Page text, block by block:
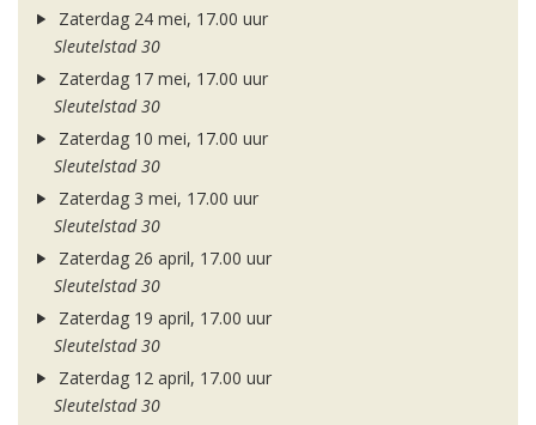
Zaterdag 24 mei, 17.00 uur
Sleutelstad 30
Zaterdag 17 mei, 17.00 uur
Sleutelstad 30
Zaterdag 10 mei, 17.00 uur
Sleutelstad 30
Zaterdag 3 mei, 17.00 uur
Sleutelstad 30
Zaterdag 26 april, 17.00 uur
Sleutelstad 30
Zaterdag 19 april, 17.00 uur
Sleutelstad 30
Zaterdag 12 april, 17.00 uur
Sleutelstad 30